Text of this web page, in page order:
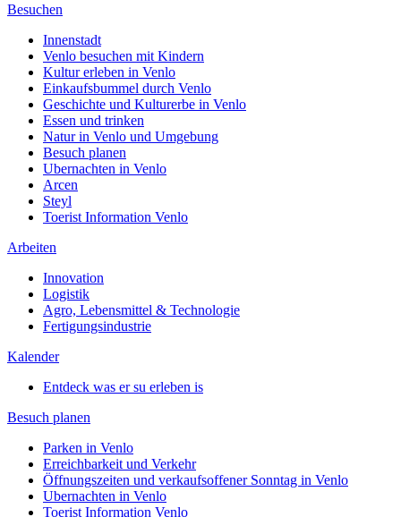
Besuchen
Innenstadt
Venlo besuchen mit Kindern
Kultur erleben in Venlo
Einkaufsbummel durch Venlo
Geschichte und Kulturerbe in Venlo
Essen und trinken
Natur in Venlo und Umgebung
Besuch planen
Ubernachten in Venlo
Arcen
Steyl
Toerist Information Venlo
Arbeiten
Innovation
Logistik
Agro, Lebensmittel & Technologie
Fertigungsindustrie
Kalender
Entdeck was er su erleben is
Besuch planen
Parken in Venlo
Erreichbarkeit und Verkehr
Öffnungszeiten und verkaufsoffener Sonntag in Venlo
Ubernachten in Venlo
Toerist Information Venlo